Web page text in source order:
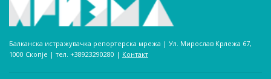
Балканска истражувачка репортерска мрежа | Ул. Мирослав Крлежа 67,
1000 Скопје | тел. +38923290280­ | Контакт